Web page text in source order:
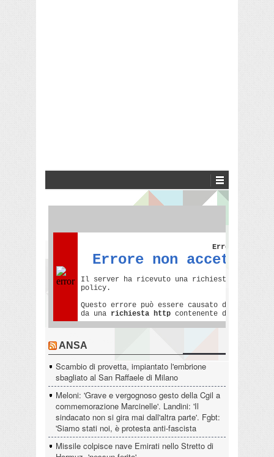
ANSA
Scambio di provetta, impiantato l'embrione
sbagliato al San Raffaele di Milano
Meloni: 'Grave e vergognoso gesto della Cgil a
commemorazione Marcinelle'. Landini: 'Il
sindacato non si gira mai dall'altra parte'. Fgbt:
'Siamo stati noi, è protesta anti-fascista
Missile colpisce nave Emirati nello Stretto di